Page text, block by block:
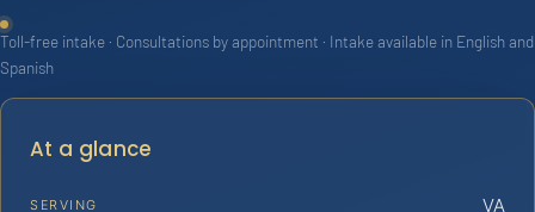
Toll-free intake · Consultations by appointment · Intake available in English and
Spanish
At a glance
SERVING VA